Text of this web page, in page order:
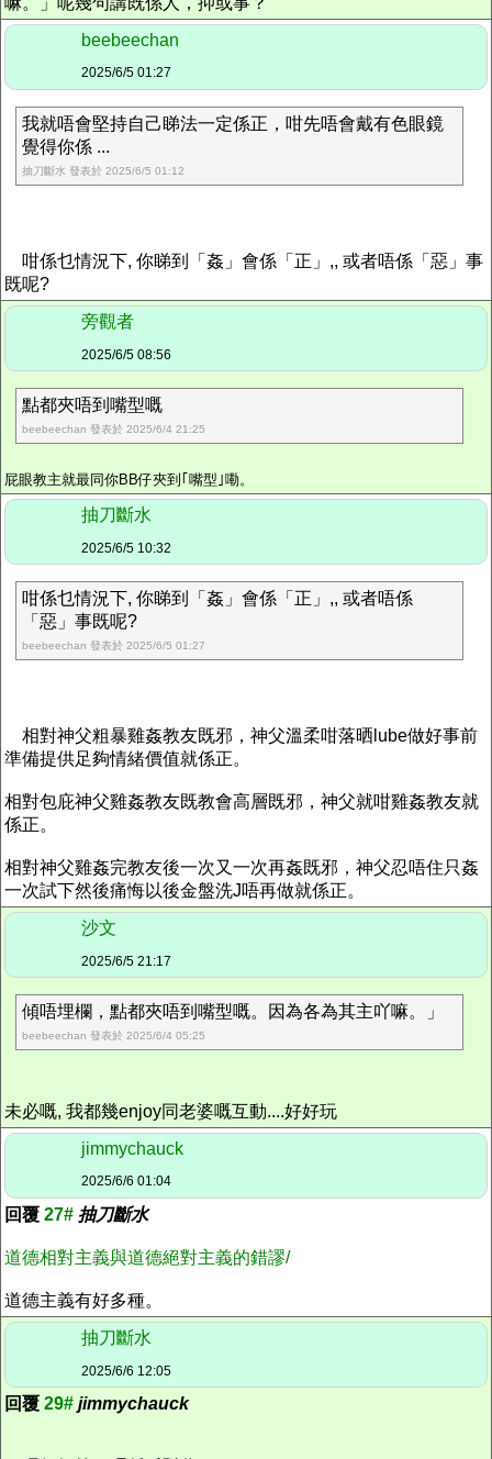
beebeechan
2025/6/5 01:27
我就唔會堅持自己睇法一定係正，咁先唔會戴有色眼鏡
覺得你係 ...
抽刀斷水 發表於 2025/6/5 01:12
咁係乜情況下, 你睇到「姦」會係「正」,, 或者唔係「惡」事
既呢?
旁觀者
2025/6/5 08:56
點都夾唔到嘴型嘅
beebeechan 發表於 2025/6/4 21:25
屁眼教主就最同你BB仔夾到｢嘴型｣嘞。
抽刀斷水
2025/6/5 10:32
咁係乜情況下, 你睇到「姦」會係「正」,, 或者唔係
「惡」事既呢?
beebeechan 發表於 2025/6/5 01:27
相對神父粗暴雞姦教友既邪，神父溫柔咁落晒lube做好事前
準備提供足夠情緒價值就係正。
相對包庇神父雞姦教友既教會高層既邪，神父就咁雞姦教友就
係正。
相對神父雞姦完教友後一次又一次再姦既邪，神父忍唔住只姦
一次試下然後痛悔以後金盤洗J唔再做就係正。
沙文
2025/6/5 21:17
傾唔埋欄，點都夾唔到嘴型嘅。因為各為其主吖嘛。」
beebeechan 發表於 2025/6/4 05:25
未必嘅, 我都幾enjoy同老婆嘅互動....好好玩
jimmychauck
2025/6/6 01:04
回覆 27# 抽刀斷水
道德相對主義與道德絕對主義的錯謬/
道德主義有好多種。
抽刀斷水
2025/6/6 12:05
回覆 29# jimmychauck